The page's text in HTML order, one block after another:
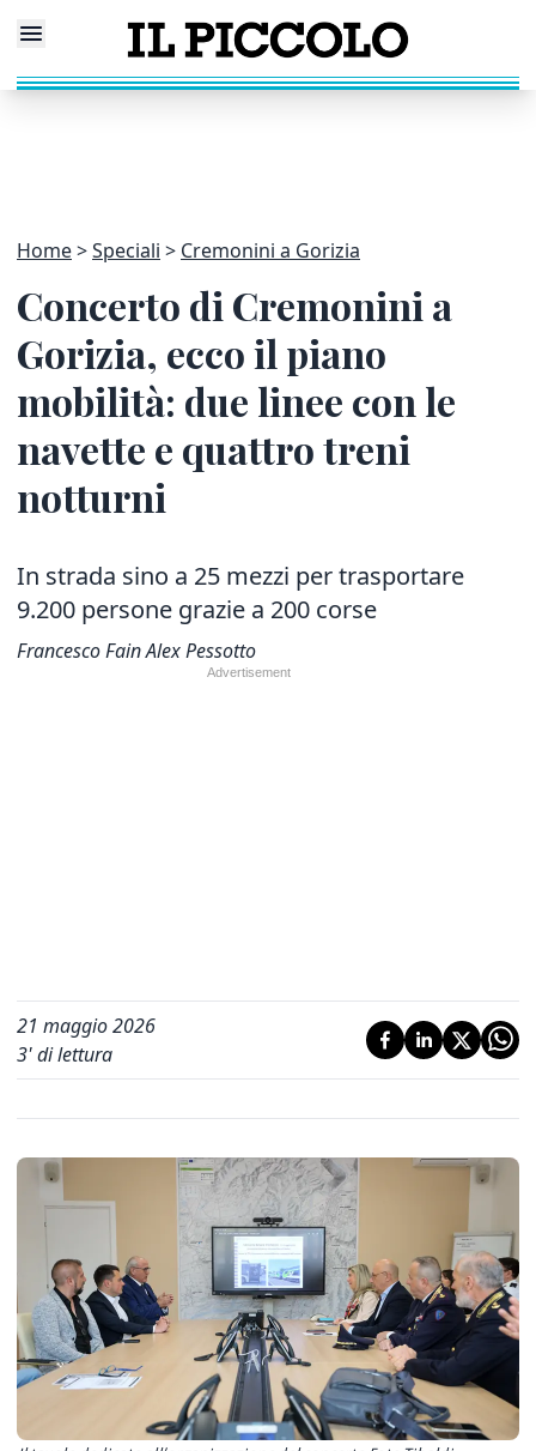
Home Speciali Cremonini a Gorizia
Concerto di Cremonini a
Gorizia, ecco il piano
mobilità: due linee con le
navette e quattro treni
notturni
In strada sino a 25 mezzi per trasportare
9.200 persone grazie a 200 corse
Francesco Fain Alex Pessotto
21 maggio 2026
3' di lettura